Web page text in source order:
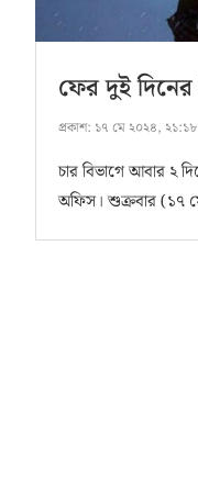
ফের দুই দিনের
প্রকাশ: ১৭ মে ২০২৪, ২১:১৮
চার বিভাগে আবার ২
অফিস। শুক্রবার (১৭